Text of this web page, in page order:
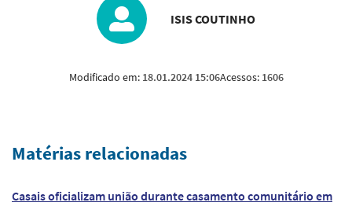
ISIS COUTINHO
Modificado em: 18.01.2024 15:06Acessos: 1606
Matérias relacionadas
Casais oficializam união durante casamento comunitário em